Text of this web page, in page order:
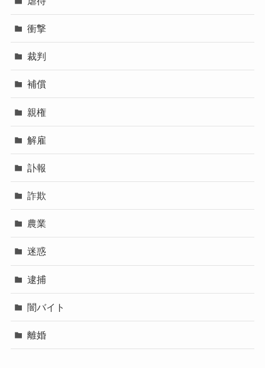
衝撃
裁判
補償
親権
解雇
訃報
詐欺
農業
迷惑
逮捕
闇バイト
離婚